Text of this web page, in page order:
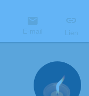
E-mail Lien